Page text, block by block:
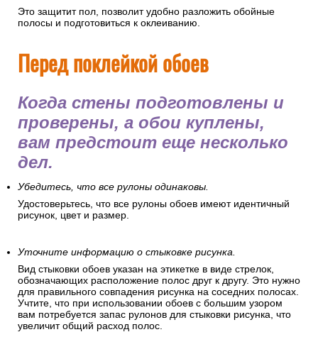
Это защитит пол, позволит удобно разложить обойные
полосы и подготовиться к оклеиванию.
Перед поклейкой обоев
Когда стены подготовлены и
проверены, а обои куплены,
вам предстоит еще несколько
дел.
Убедитесь, что все рулоны одинаковы.
Удостоверьтесь, что все рулоны обоев имеют идентичный
рисунок, цвет и размер.
Уточните информацию о стыковке рисунка.
Вид стыковки обоев указан на этикетке в виде стрелок,
обозначающих расположение полос друг к другу. Это нужно
для правильного совпадения рисунка на соседних полосах.
Учтите, что при использовании обоев с большим узором
вам потребуется запас рулонов для стыковки рисунка, что
увеличит общий расход полос.